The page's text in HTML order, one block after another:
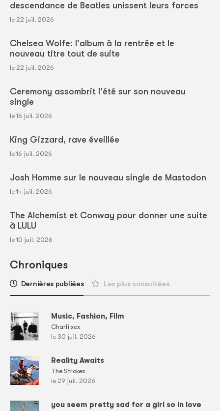
descendance de Beatles unissent leurs forces
le 22 juil. 2026
Chelsea Wolfe: l'album à la rentrée et le
nouveau titre tout de suite
le 22 juil. 2026
Ceremony assombrit l'été sur son nouveau
single
le 16 juil. 2026
King Gizzard, rave éveillée
le 16 juil. 2026
Josh Homme sur le nouveau single de Mastodon
le 14 juil. 2026
The Alchemist et Conway pour donner une suite
à LULU
le 10 juil. 2026
Chroniques
Dernières publiées Les plus consultées
Music, Fashion, Film
Charli xcx
le 30 juil. 2026
Reality Awaits
The Strokes
le 29 juil. 2026
you seem pretty sad for a girl so in love